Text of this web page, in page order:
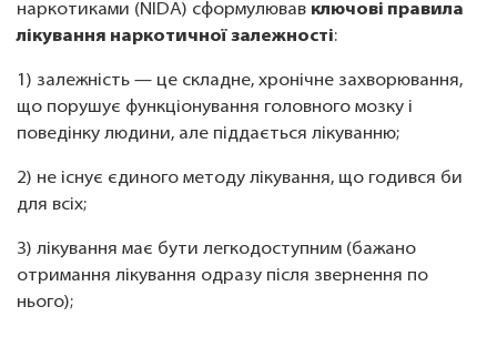
наркотиками (NIDA) сформулював ключові правила
лікування наркотичної залежності:
1) залежність — це складне, хронічне захворювання,
що порушує функціонування головного мозку і
поведінку людини, але піддається лікуванню;
2) не існує єдиного методу лікування, що годився би
для всіх;
3) лікування має бути легкодоступним (бажано
отримання лікування одразу після звернення по
нього);